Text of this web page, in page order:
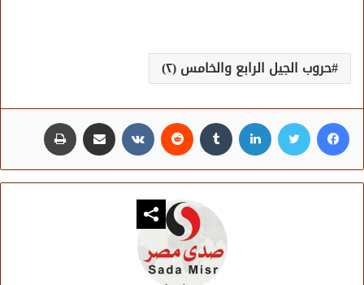
حروب الجيل الرابع والخامس (٢)
فيسبوك تويتر لينكدإن مشاركة عبر البريد